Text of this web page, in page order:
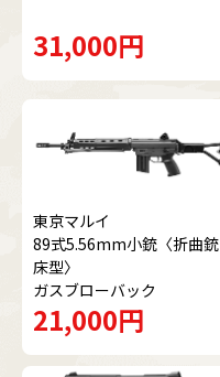
31,000円
東京マルイ
89式5.56mm小銃〈折曲銃
床型〉
ガスブローバック
21,000円